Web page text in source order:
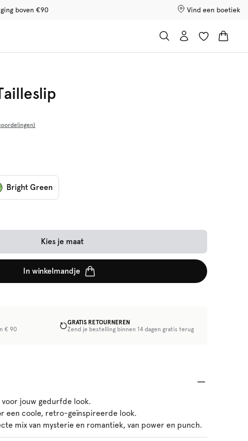
boven €90 Vind een boetiek
Bright Green
Kies je maat
In winkelmandje
€ 90
GRATIS RETOURNEREN
Zend je bestelling binnen 14 dagen gratis terug
jouw gedurfde look.
een coole, retro-geïnspireerde look.
mix van mysterie en romantiek, van power en punch.